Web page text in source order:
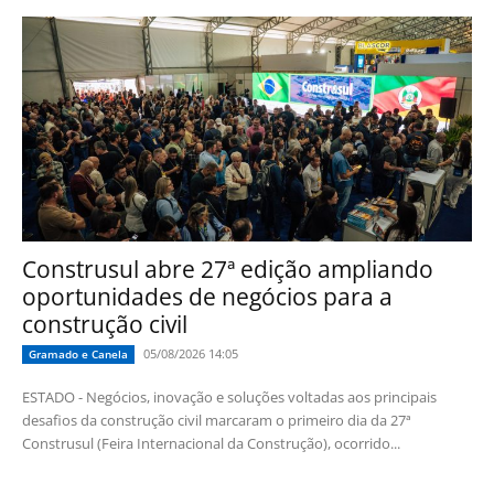
Construsul abre 27ª edição ampliando
oportunidades de negócios para a
construção civil
Gramado e Canela 05/08/2026 14:05
ESTADO - Negócios, inovação e soluções voltadas aos principais
desafios da construção civil marcaram o primeiro dia da 27ª
Construsul (Feira Internacional da Construção), ocorrido...